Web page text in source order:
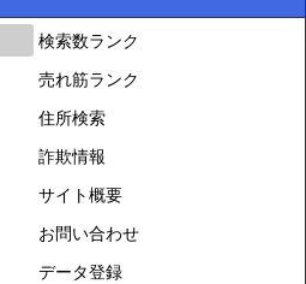
検索数ランク
売れ筋ランク
住所検索
詐欺情報
サイト概要
お問い合わせ
データ登録